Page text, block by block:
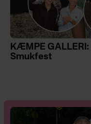
KÆMPE
Smukfest